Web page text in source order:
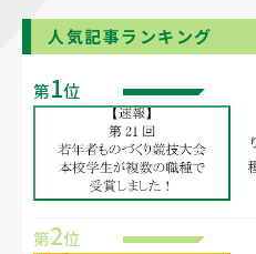
人気記事ランキング
第1位
第2位